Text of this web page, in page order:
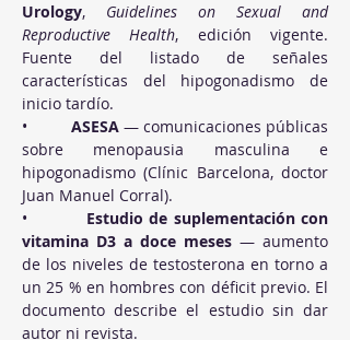
Urology, Guidelines on Sexual and
Reproductive Health, edición vigente.
Fuente del listado de señales
características del hipogonadismo de
inicio tardío.
• ASESA — comunicaciones públicas
sobre menopausia masculina e
hipogonadismo (Clínic Barcelona, doctor
Juan Manuel Corral).
• Estudio de suplementación con
vitamina D3 a doce meses — aumento
de los niveles de testosterona en torno a
un 25 % en hombres con déficit previo. El
documento describe el estudio sin dar
autor ni revista.